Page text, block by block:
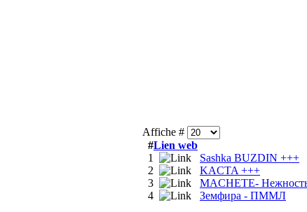
Affiche #
#Lien web
1
Sashka BUZDIN +++
2
KACTA +++
3
MACHETE-
4
Земфира - ПММЛ